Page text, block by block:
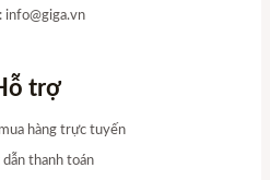
info@giga.vn
trợ
hàng trực tuyến
thanh toán